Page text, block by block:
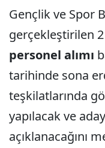
Gençlik ve Spor
gerçekleştirilen
personel alımı
tarihinde sona
teşkilatlarında
yapılacak ve
açıklanacağını